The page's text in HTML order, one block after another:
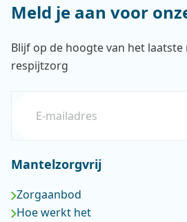
Meld je aan voor
Blijf op de hoogte van het laatste
respijtzorg
Mantelzorgvrij
Zorgaanbod
Hoe werkt het